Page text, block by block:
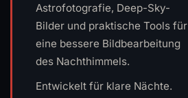
Astrofotografie, Deep-Sky-
Bilder und praktische Tools für
eine bessere Bildbearbeitung
des Nachthimmels.
Entwickelt für klare Nächte.